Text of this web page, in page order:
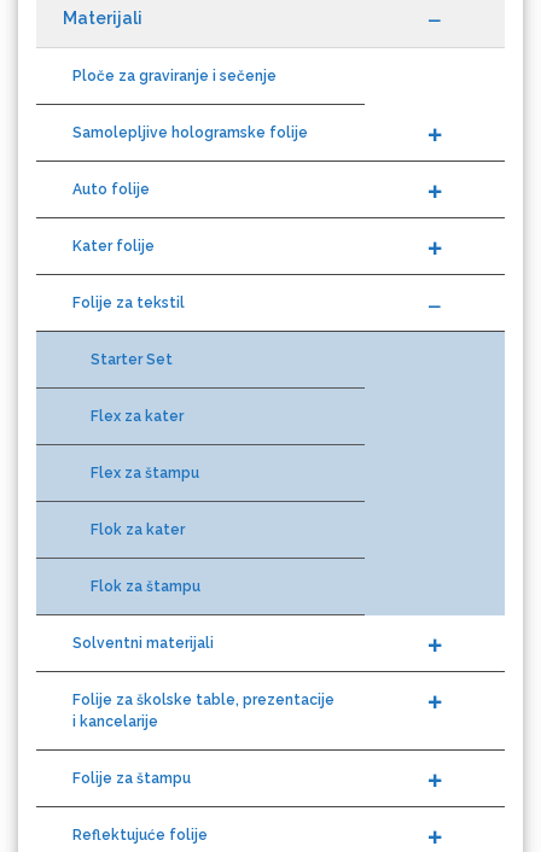
Datacolor
Difprint
Materijali
Ploče za graviranje i sečenje
Samolepljive hologramske folije
Auto folije
Kater folije
Folije za tekstil
Starter Set
Flex za kater
Flex za štampu
Flok za kater
Flok za štampu
Solventni materijali
Folije za školske table, prezentacije
i kancelarije
Folije za štampu
Reflektujuće folije